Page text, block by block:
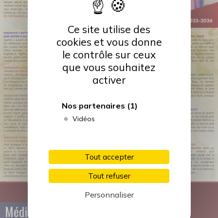
Ce site utilise des
cookies et vous donne
le contrôle sur ceux
que vous souhaitez
activer
Nos partenaires (1)
Vidéos
Tout accepter
Tout refuser
Personnaliser
Médiathèque